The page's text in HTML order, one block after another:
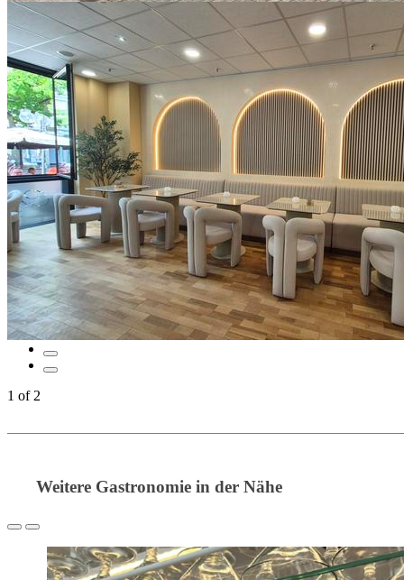
1 of 2
Weitere Gastronomie in der Nähe